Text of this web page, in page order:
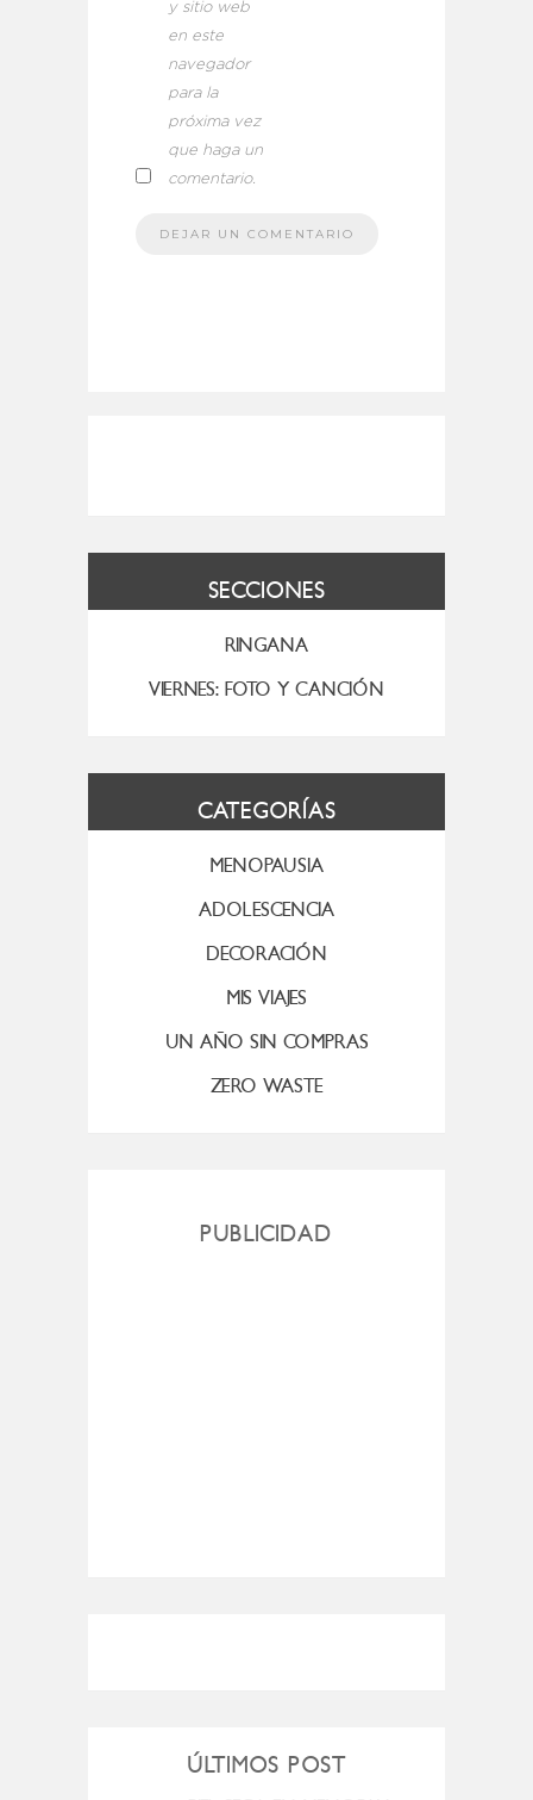
y sitio web
en este
navegador
para la
próxima vez
que haga un
comentario.
SECCIONES
RINGANA
VIERNES: FOTO Y CANCIÓN
CATEGORÍAS
MENOPAUSIA
ADOLESCENCIA
DECORACIÓN
MIS VIAJES
UN AÑO SIN COMPRAS
ZERO WASTE
PUBLICIDAD
ÚLTIMOS POST